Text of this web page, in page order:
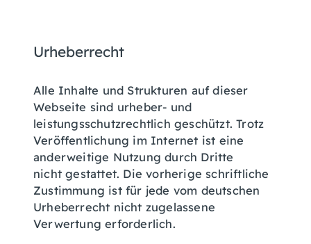
Urheberrecht
Alle Inhalte und Strukturen auf dieser
Webseite sind urheber- und
leistungsschutzrechtlich geschützt. Trotz
Veröffentlichung im Internet ist eine
anderweitige Nutzung durch Dritte
nicht gestattet. Die vorherige schriftliche
Zustimmung ist für jede vom deutschen
Urheberrecht nicht zugelassene
Verwertung erforderlich.